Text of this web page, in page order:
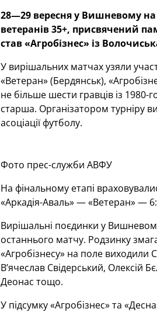
28—29 вересня у Вишневому
ветеранів 35+, присвячений
став «Агробізнес» із
У вирішальних матчах узяли
«Ветеран» (Бердянськ),
не більше шести гравців із
старша. Організатором турніру
асоціації футболу.
Фото прес-служби АВФУ
На фінальному етапі
«Аркадія-Аваль» — «Ветеран» —
Вирішальні поєдинки у
останнього матчу. Родзинку
«Агробізнесу» на поле
В’ячеслав Свідерський, Олексій
Деонас тощо.
У підсумку «Агробізнес» та